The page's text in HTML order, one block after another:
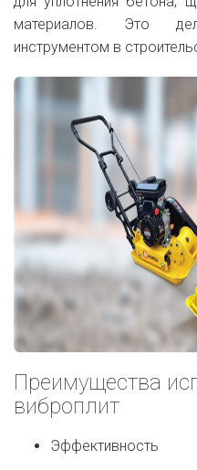
материалов. Это
инструментом в
Преимущества
виброплит
Эффективность